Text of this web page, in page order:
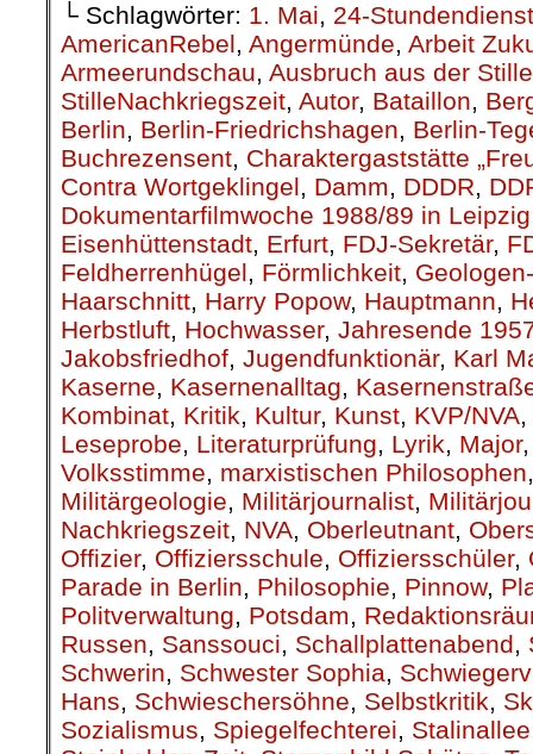
└ Schlagwörter: 1. Mai, 24-Stundendienst
AmericanRebel, Angermünde, Arbeit
Armeerundschau, Ausbruch aus der Stille
StilleNachkriegszeit, Autor, Bataillon,
Berlin, Berlin-Friedrichshagen, Berlin-
Buchrezensent, Charaktergaststätte
Contra Wortgeklingel, Damm, DDDR,
Dokumentarfilmwoche 1988/89 in Leipzig
Eisenhüttenstadt, Erfurt, FDJ-Sekretär,
Feldherrenhügel, Förmlichkeit,
Haarschnitt, Harry Popow, Hauptmann,
Herbstluft, Hochwasser, Jahresende
Jakobsfriedhof, Jugendfunktionär, Karl
Kaserne, Kasernenalltag,
Kombinat, Kritik, Kultur, Kunst, KVP/NVA,
Leseprobe, Literaturprüfung, Lyrik, Major
Volksstimme, marxistischen Philosophen
Militärgeologie, Militärjournalist,
Nachkriegszeit, NVA, Oberleutnant,
Offizier, Offiziersschule, Offiziersschüler,
Parade in Berlin, Philosophie, Pinnow,
Politverwaltung, Potsdam,
Russen, Sanssouci, Schallplattenabend,
Schwerin, Schwester Sophia,
Hans, Schwieschersöhne, Selbstkritik,
Sozialismus, Spiegelfechterei, Stalinallee